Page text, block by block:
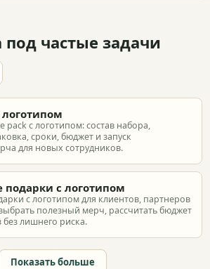
частые задачи
pack с логотипом: состав набора,
сроки, бюджет и запуск
для новых сотрудников.
с логотипом
с логотипом для клиентов, партнеров
полезный мерч, рассчитать бюджет
без лишнего риска.
Показать больше